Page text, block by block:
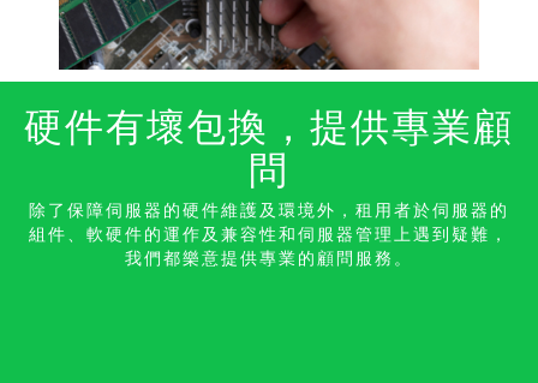
硬件有壞包換，提供專業顧
問
除了保障伺服器的硬件維護及環境外，租用者於伺服器的
組件、軟硬件的運作及兼容性和伺服器管理上遇到疑難，
我們都樂意提供專業的顧問服務。